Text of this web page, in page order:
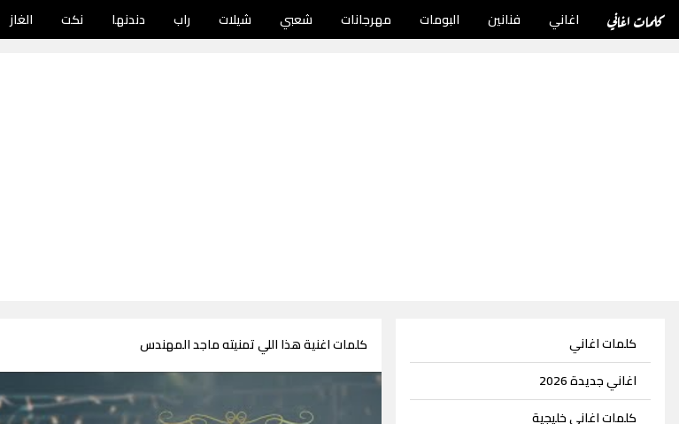
كلمات اغاني اغاني فنانين البومات مهرجانات شعبي شيلات راب دندنها نكت الغاز
كلمات اغاني
اغاني جديدة 2026
كلمات اغاني خليجية
كلمات اغنية هذا اللي تمنيته ماجد المهندس